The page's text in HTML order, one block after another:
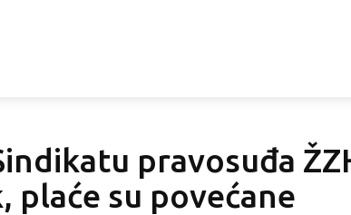
pravosuđa
plaće su povećane